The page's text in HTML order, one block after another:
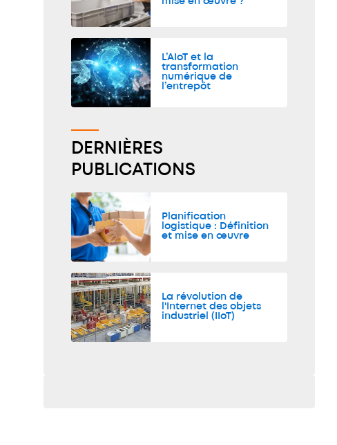
L’AIoT et la
transformation
numérique de
l’entrepôt
DERNIÈRES
PUBLICATIONS
Planification
logistique : Définition
et mise en œuvre
La révolution de
l'Internet des objets
industriel (IIoT)